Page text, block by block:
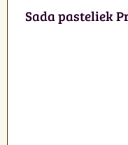
Sada pasteliek